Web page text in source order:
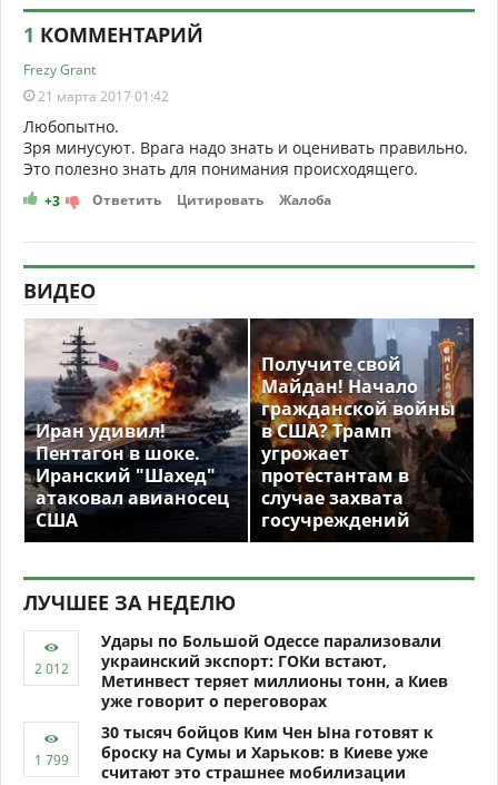
1 КОММЕНТАРИЙ
Frezy Grant
21 марта 2017 01:42
Любопытно.
Зря минусуют. Врага надо знать и оценивать правильно.
Это полезно знать для понимания происходящего.
+3 Ответить Цитировать Жалоба
ВИДЕО
Иран удивил!
Пентагон в шоке.
Иранский "Шахед"
атаковал авианосец
США
Получите свой
Майдан! Начало
гражданской войны
в США? Трамп
угрожает
протестантам в
случае захвата
госучреждений
ЛУЧШЕЕ ЗА НЕДЕЛЮ
Удары по Большой Одессе парализовали
украинский экспорт: ГОКи встают,
Метинвест теряет миллионы тонн, а Киев
уже говорит о переговорах
30 тысяч бойцов Ким Чен Ына готовят к
броску на Сумы и Харьков: в Киеве уже
считают это страшнее мобилизации